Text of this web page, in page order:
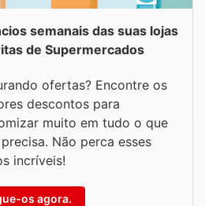
semanais das suas lojas
de Supermercados
ofertas? Encontre os
descontos para
muito em tudo o que
Não perca esses
incríveis!
os agora.